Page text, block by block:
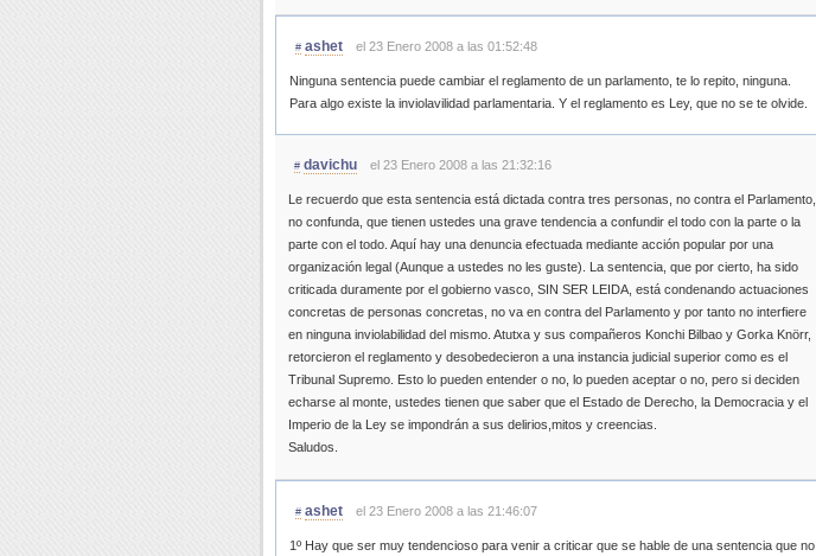
# ashet el 23 Enero 2008 a las 01:52:48
Ninguna sentencia puede cambiar el reglamento de un parlamento, te lo repito, ninguna.
Para algo existe la inviolavilidad parlamentaria. Y el reglamento es Ley, que no se te olvide.
# davichu el 23 Enero 2008 a las 21:32:16
Le recuerdo que esta sentencia está dictada contra tres personas, no contra el Parlamento,
no confunda, que tienen ustedes una grave tendencia a confundir el todo con la parte o la
parte con el todo. Aquí hay una denuncia efectuada mediante acción popular por una
organización legal (Aunque a ustedes no les guste). La sentencia, que por cierto, ha sido
criticada duramente por el gobierno vasco, SIN SER LEIDA, está condenando actuaciones
concretas de personas concretas, no va en contra del Parlamento y por tanto no interfiere
en ninguna inviolabilidad del mismo. Atutxa y sus compañeros Konchi Bilbao y Gorka Knörr,
retorcieron el reglamento y desobedecieron a una instancia judicial superior como es el
Tribunal Supremo. Esto lo pueden entender o no, lo pueden aceptar o no, pero si deciden
echarse al monte, ustedes tienen que saber que el Estado de Derecho, la Democracia y el
Imperio de la Ley se impondrán a sus delirios,mitos y creencias.
Saludos.
# ashet el 23 Enero 2008 a las 21:46:07
1º Hay que ser muy tendencioso para venir a criticar que se hable de una sentencia que no